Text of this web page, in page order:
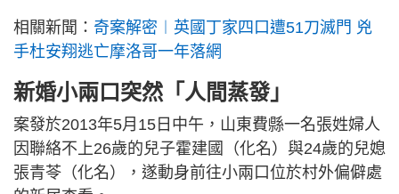
相關新聞： 奇案解密︱英國丁家四口遭51刀滅門 兇
手杜安翔逃亡摩洛哥一年落網
新婚小兩口突然「人間蒸發」
案發於2013年5月15日中午，山東費縣一名張姓婦人
因聯絡不上26歲的兒子霍建國（化名）與24歲的兒媳
張青苓（化名），遂動身前往小兩口位於村外偏僻處